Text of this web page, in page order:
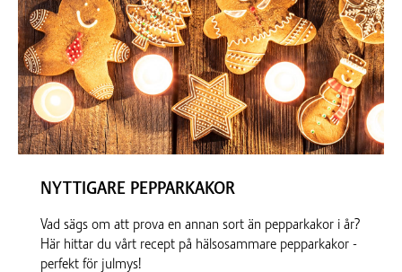
NYTTIGARE PEPPARKAKOR
Vad sägs om att prova en annan sort än pepparkakor i år?
Här hittar du vårt recept på hälsosammare pepparkakor -
perfekt för julmys!